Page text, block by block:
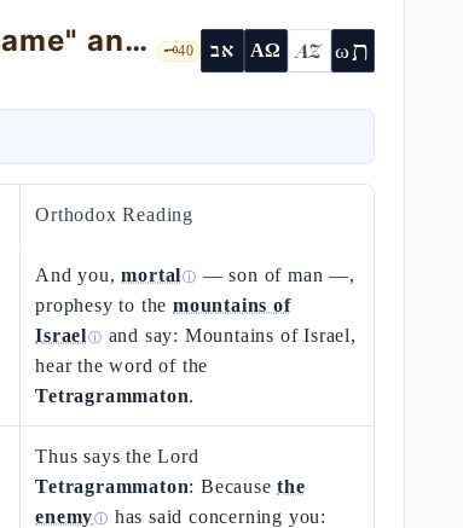
Ezekiel 36 — "not for your sake but for my Name" and the new heart 🗝️40 אב ΑΩ AZ ωת
Orthodox Reading
And you,mortalⓘ — son of man —,
prophesy to themountains of
Israelⓘ and say: Mountains of Israel,
hear the word of the
Tetragrammaton.
Thus says the Lord
Tetragrammaton: Becausethe
enemyⓘ has said concerning you: